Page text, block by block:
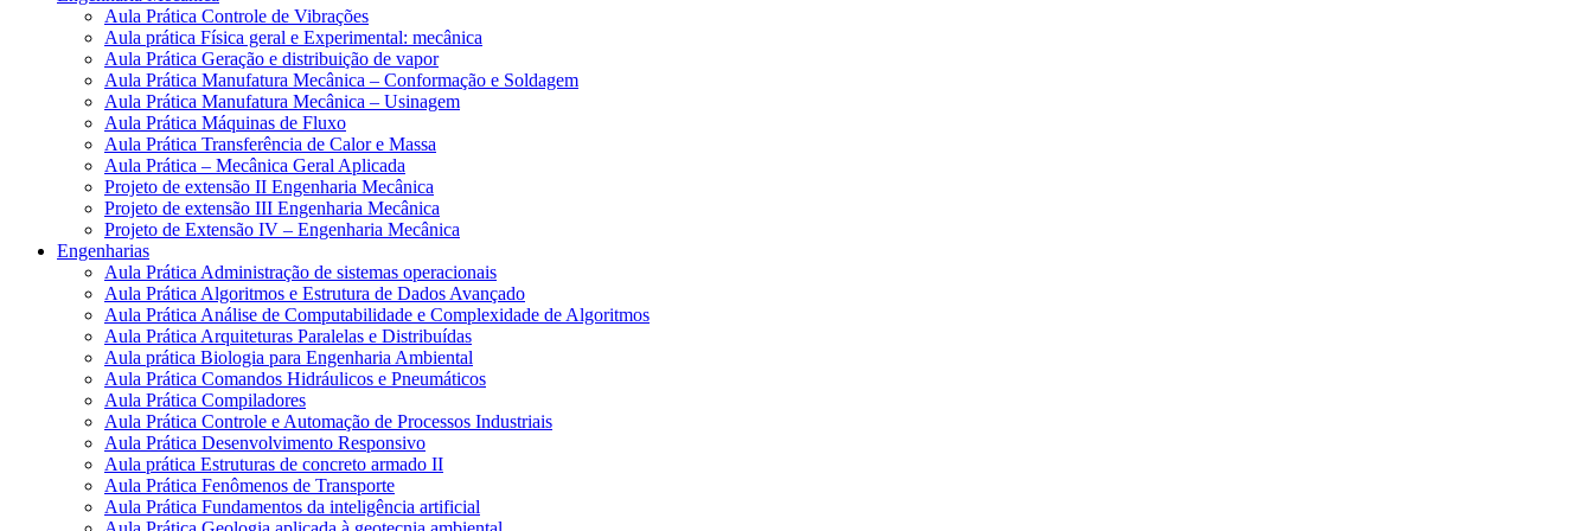
Aula Prática Controle de Vibrações
Aula prática Física geral e Experimental: mecânica
Aula Prática Geração e distribuição de vapor
Aula Prática Manufatura Mecânica – Conformação e Soldagem
Aula Prática Manufatura Mecânica – Usinagem
Aula Prática Máquinas de Fluxo
Aula Prática Transferência de Calor e Massa
Aula Prática – Mecânica Geral Aplicada
Projeto de extensão II Engenharia Mecânica
Projeto de extensão III Engenharia Mecânica
Projeto de Extensão IV – Engenharia Mecânica
Engenharias
Aula Prática Administração de sistemas operacionais
Aula Prática Algoritmos e Estrutura de Dados Avançado
Aula Prática Análise de Computabilidade e Complexidade de Algoritmos
Aula Prática Arquiteturas Paralelas e Distribuídas
Aula prática Biologia para Engenharia Ambiental
Aula Prática Comandos Hidráulicos e Pneumáticos
Aula Prática Compiladores
Aula Prática Controle e Automação de Processos Industriais
Aula Prática Desenvolvimento Responsivo
Aula prática Estruturas de concreto armado II
Aula Prática Fenômenos de Transporte
Aula Prática Fundamentos da inteligência artificial